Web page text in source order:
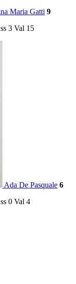
Maria Gatti 9
3 Val 15
Ada De Pasquale 6
0 Val 4